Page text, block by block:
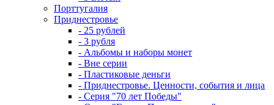
Порттугалия
Приднестровье
- 25 рублей
- 3 рубля
- Альбомы и наборы монет
- Вне серии
- Пластиковые деньги
- Приднестровье. Ценности, события и лица
- Серия "70 лет Победы"